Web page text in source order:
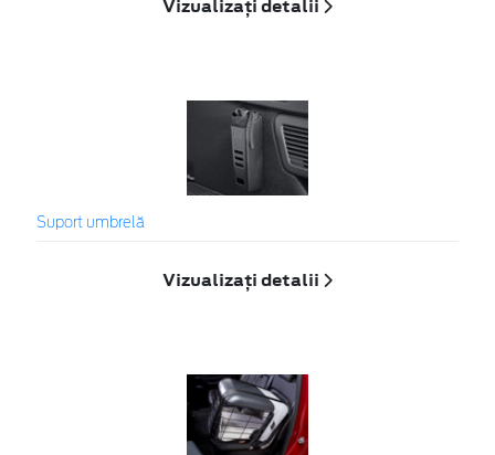
Vizualizați detalii
Suport umbrelă
Vizualizați detalii